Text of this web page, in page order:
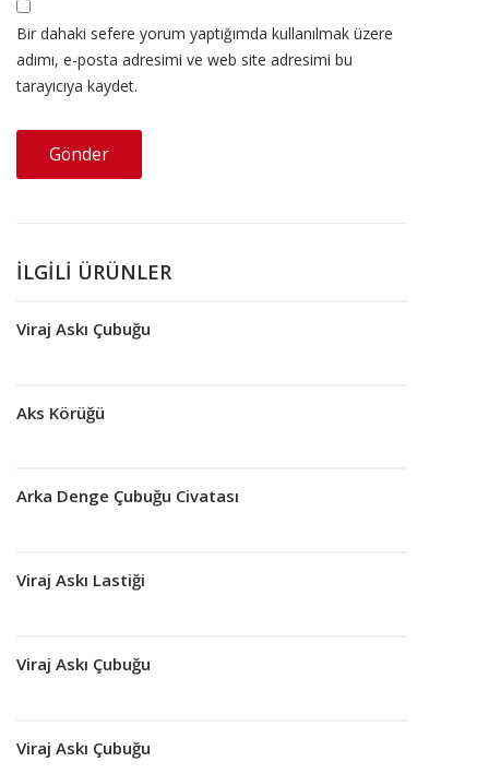
Bir dahaki sefere yorum yaptığımda kullanılmak üzere
adımı, e-posta adresimi ve web site adresimi bu
tarayıcıya kaydet.
İLGILI ÜRÜNLER
Viraj Askı Çubuğu
Aks Körüğü
Devamını oku
Arka Denge Çubuğu Civatası
Viraj Askı Lastiği
Viraj Askı Çubuğu
Viraj Askı Çubuğu